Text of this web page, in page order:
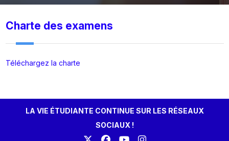
Charte des examens
Téléchargez la charte
LA VIE ÉTUDIANTE CONTINUE SUR LES RÉSEAUX
SOCIAUX !